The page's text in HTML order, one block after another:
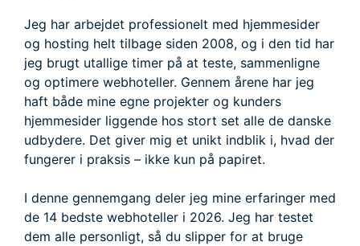
Jeg har arbejdet professionelt med hjemmesider
og hosting helt tilbage siden 2008, og i den tid har
jeg brugt utallige timer på at teste, sammenligne
og optimere webhoteller. Gennem årene har jeg
haft både mine egne projekter og kunders
hjemmesider liggende hos stort set alle de danske
udbydere. Det giver mig et unikt indblik i, hvad der
fungerer i praksis – ikke kun på papiret.
I denne gennemgang deler jeg mine erfaringer med
de 14 bedste webhoteller i 2026. Jeg har testet
dem alle personligt, så du slipper for at bruge